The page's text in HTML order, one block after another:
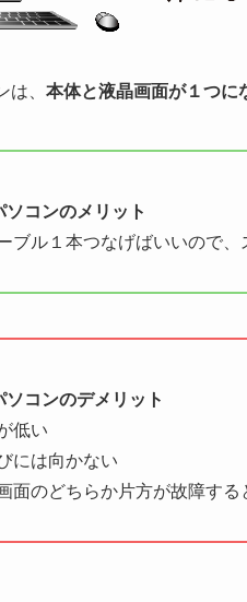
、 本体と液晶画面が１つに
コンのメリット
ブル１本つなげばいいので
コンのデメリット
低い
には向かない
面のどちらか片方が故障す